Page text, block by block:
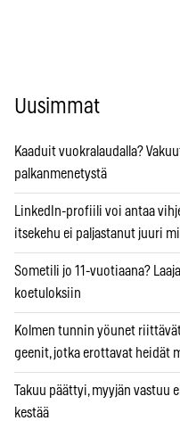
Uusimmat
Kaaduit vuokralaudalla?
palkanmenetystä
LinkedIn-profiili voi antaa
itsekehu ei paljastanut juuri
Sometili jo 11-vuotiaana?
koetuloksiin
Kolmen tunnin yöunet
geenit, jotka erottavat heidät
Takuu päättyi, myyjän vastuu
kestää